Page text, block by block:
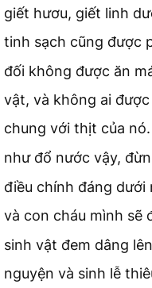
giết hươu, giết linh
tinh sạch cũng được
đối không được ăn
vật, và không ai
chung với thịt của nó.
như đổ nước vậy,
điều chính đáng dưới
và con cháu mình sẽ
sinh vật đem dâng
nguyện và sinh lễ